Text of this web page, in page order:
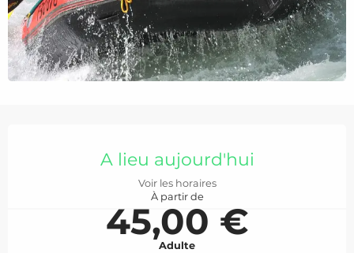
A lieu aujourd'hui
Voir les horaires
À partir de
45,00 €
Adulte